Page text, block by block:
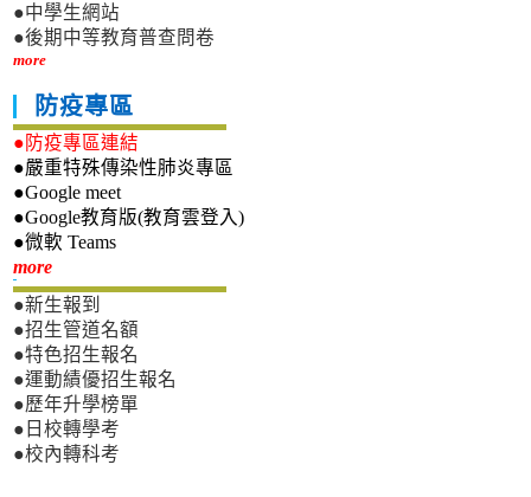
●中學生網站
●後期中等教育普查問卷
more
防疫專區
●防疫專區連結
●嚴重特殊傳染性肺炎專區
●Google meet
●Google教育版(教育雲登入)
●微軟 Teams
more新生專區
●新生報到
●招生管道名額
●特色招生報名
●運動績優招生報名
●歷年升學榜單
●日校轉學考
●校內轉科考